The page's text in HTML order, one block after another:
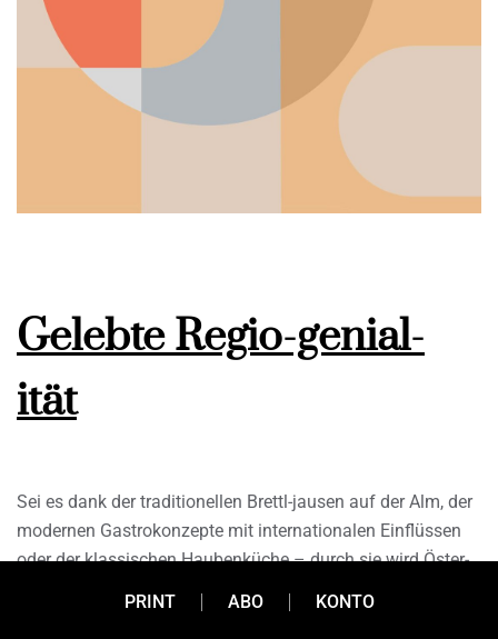
Gelebte Regio-genial-
ität
Sei es dank der traditionellen Brettl-jausen auf der Alm, der
modernen Gastrokonzepte mit internationalen Einflüssen
oder der klassischen Haubenküche – durch sie wird Öster-
reich zu einem echten Genussland. Was dabei nicht fehlen
darf, sind hochwertige Zutaten und Lebensmittel, am
PRINT ABO KONTO